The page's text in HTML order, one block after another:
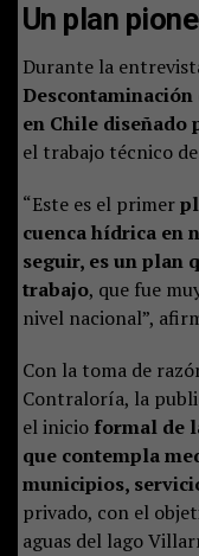
Un plan
Durante la
en Chile diseñado
el trabajo técnico
“Este es el primer
cuenca hídrica en
seguir, es un plan
trabajo, que fue
nivel nacional”,
Con la toma de
Contraloría, la
el inicio formal de
que contempla
municipios,
privado, con el
aguas del lago